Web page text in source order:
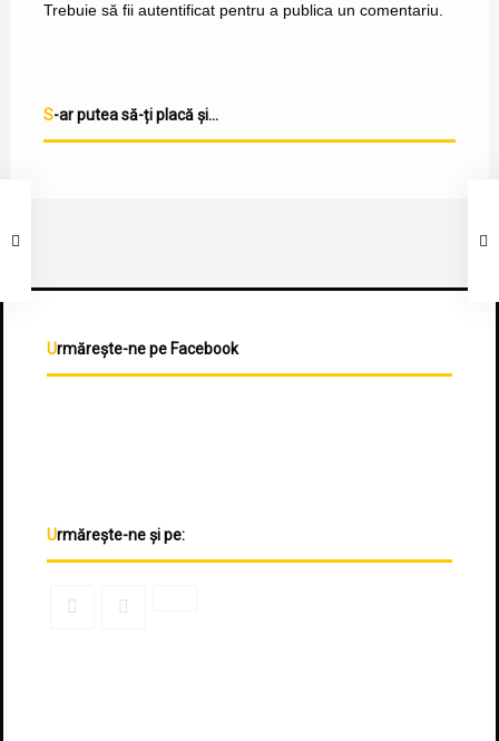
Trebuie să fii autentificatpentru a publica un comentariu.
S-ar putea să-ți placă și...
Urmărește-ne pe Facebook
Urmărește-ne și pe: